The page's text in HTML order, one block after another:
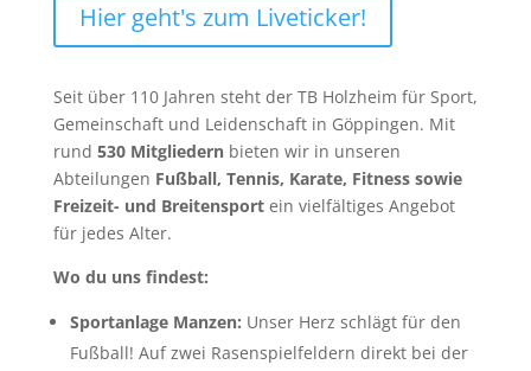
Hier geht's zum Liveticker!
Seit über 110 Jahren steht der TB Holzheim für Sport,
Gemeinschaft und Leidenschaft in Göppingen. Mit
rund 530 Mitgliedernbieten wir in unseren
Abteilungen Fußball, Tennis, Karate, Fitness sowie
Freizeit- und Breitensportein vielfältiges Angebot
für jedes Alter.
Wo du uns findest:
Sportanlage Manzen: Unser Herz schlägt für den
Fußball! Auf zwei Rasenspielfeldern direkt bei der